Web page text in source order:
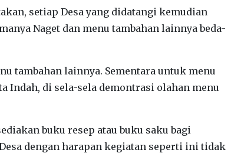
setiap Desa yang didatangi kemudian
Naget dan menu tambahan lainnya beda-
tambahan lainnya. Sementara untuk menu
Indah, di sela-sela demontrasi olahan menu
buku resep atau buku saku bagi
dengan harapan kegiatan seperti ini tidak